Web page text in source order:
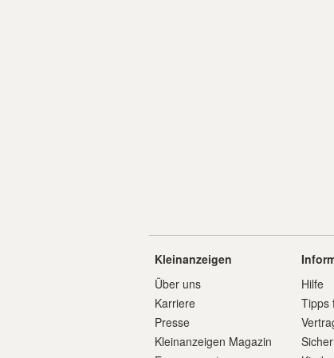
Kleinanzeigen
Über uns
Karriere
Presse
Kleinanzeigen Magazin
Hilfe
Tipps